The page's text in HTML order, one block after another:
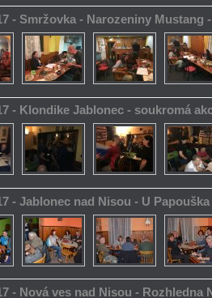
- Smržovka - Narozeniny Mustang
- Klondike Jablonec - soukromá
- Jablonec nad Nisou - U
- Nová ves nad Nisou - Rozhledna